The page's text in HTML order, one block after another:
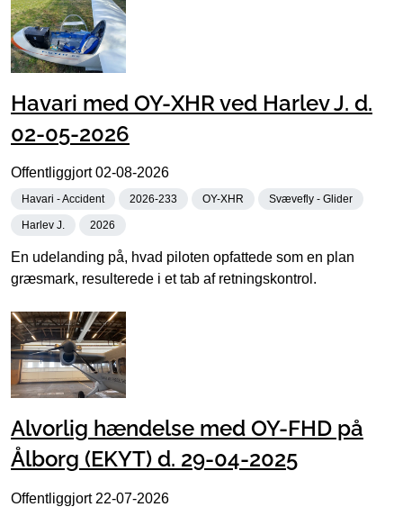
Havari med OY-XHR ved Harlev J. d.
02-05-2026
Offentliggjort02-08-2026
Havari - Accident 2026-233 OY-XHR Svævefly - Glider
Harlev J. 2026
En udelanding på, hvad piloten opfattede som en plan
græsmark, resulterede i et tab af retningskontrol.
Alvorlig hændelse med OY-FHD på
Ålborg (EKYT) d. 29-04-2025
Offentliggjort 22-07-2026